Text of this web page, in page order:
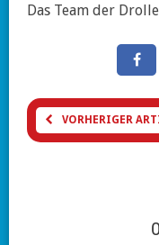
Das Team der
VORHERIGER